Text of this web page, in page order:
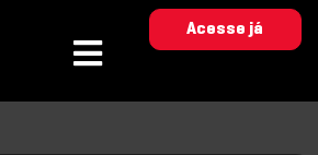
Acesse já